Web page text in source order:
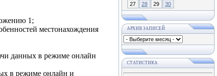
1;
местонахождения
данных в режиме онлайн
в режиме онлайн и
27
28 29 30
АРХИВ ЗАПИСЕЙ
СТАТИСТИКА